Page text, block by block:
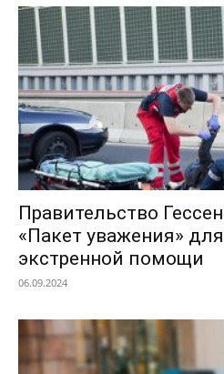
Правительство
«Пакет уважения»
экстренной помощи
06.09.2024